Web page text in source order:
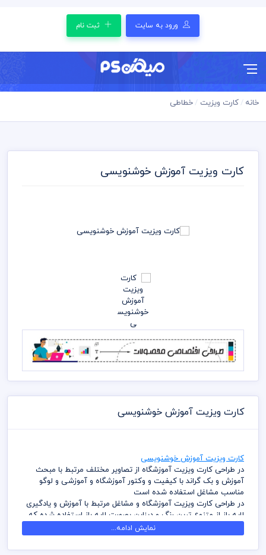
ورود به سایت ثبت نام
خانه کارت ویزیت خطاطی
کارت ویزیت آموزش خوشنویسی
کارت ویزیت آموزش خوشنویسی
کارت ویزیت آموزش خوشنویسی
در طراحی کارت ویزیت آموزشگاه از تصاویر مختلف مرتبط با مبحث
آموزش و بک گراند با کیفیت و وکتور آموزشگاه و آموزشی و لوگو
مناسب مشاغل استفاده شده است
در طراحی کارت ویزیت آموزشگاه و مشاغل مرتبط با آموزش و یادگیری
لایه باز از متنوع ترین رنگ و دیزاین بصورت لایه باز استفاده شده که
شما بتوانید لایه های مختلف کارت ویزیت را به سلیقه ویرایش و
استفاده نمائید
در طراحی کارت ویزیت میهن پی اس دی از تصاویر و وکتورهای
نمایش ادامه...